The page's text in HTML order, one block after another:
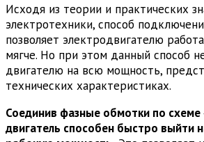
Исходя из теории и практических
электротехники, способ
позволяет электродвигателю
мягче. Но при этом данный способ
двигателю на всю мощность,
технических характеристиках.
Соединив фазные обмотки по схеме
двигатель способен быстро выйти